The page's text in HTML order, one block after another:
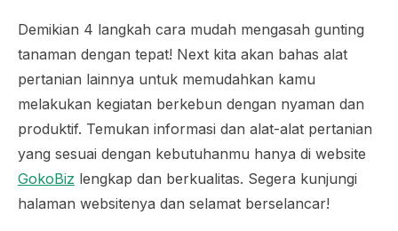
Demikian 4 langkah cara mudah mengasah gunting
tanaman dengan tepat! Next kita akan bahas alat
pertanian lainnya untuk memudahkan kamu
melakukan kegiatan berkebun dengan nyaman dan
produktif. Temukan informasi dan alat-alat pertanian
yang sesuai dengan kebutuhanmu hanya di website
GokoBiz lengkap dan berkualitas. Segera kunjungi
halaman websitenya dan selamat berselancar!